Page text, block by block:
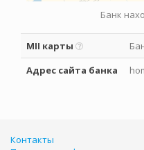
Банк
MII карты
Адрес сайта банка
Контакты